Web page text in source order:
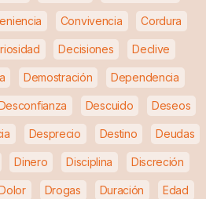
Convivencia Cordura
Decisiones Declive
Demostración Dependencia
Descuido Deseos
Desprecio Destino Deudas
Dinero Disciplina Discreción
Drogas Duración Edad